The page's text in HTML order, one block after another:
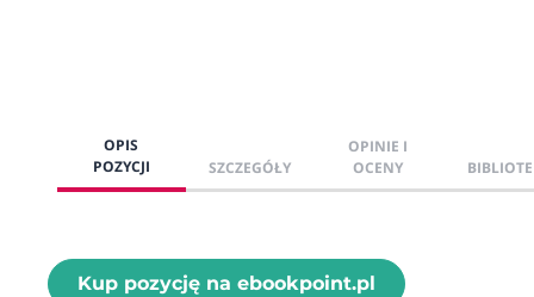
OPIS
POZYCJI
SZCZEGÓŁY
OPINIE I
OCENY
Kup pozycję na ebookpoint.pl